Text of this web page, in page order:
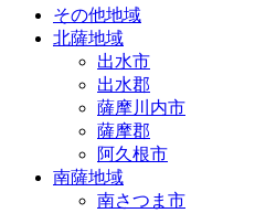
その他地域
北薩地域
出水市
出水郡
薩摩川内市
薩摩郡
阿久根市
南薩地域
南さつま市